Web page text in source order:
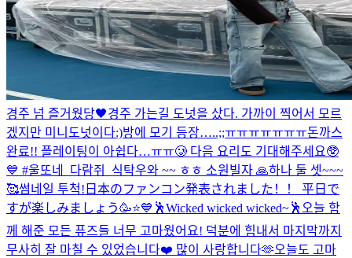
경주 넘 즐거웠당🖤경주 가는길 도넛을 샀다. 가까이 찍어서 모르
겠지만 미니도넛이다:)방에 모기 등장…..;;ㅠㅠㅠㅠㅠㅠㅠ돈까스
완료!! 플레이팅이 아쉽다…ㅠㅠ🥲 다음 요리도 기대해주세요🥸
💙 #울또네_다람쥐_식탁우와 ~~ ㅎㅎ 소원빌자 🙏하나 둘 셋~~~
🥰썸네일 투척! 日本のファンコン発表されました！！ 平日で
すが楽しみましょう🥳⭐️💙 🕺Wicked wicked wicked~🕺 오늘 함
께 해준 모든 퓨즈들 너무 고마웠어요! 덕분에 힘내서 마지막까지
무사히 잘 마칠 수 있었습니다❤️ 많이 사랑합니다🫶오늘도 고마